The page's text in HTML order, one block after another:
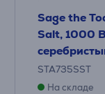
Sage the
Salt, 1000
STA735SST
На складе